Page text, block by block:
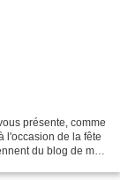
présente, comme
l'occasion de la fête
du blog de ma